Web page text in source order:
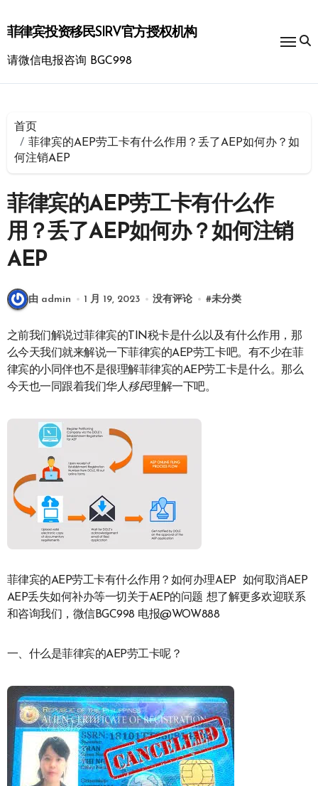
到
内
菲律宾投资移民SIRV官方授权机构
请微信电报咨询 BGC998
首页
菲律宾的AEP劳工卡有什么作用？丢了AEP如何办？如
何注销AEP
菲律宾的AEP劳工卡有什么作
用？丢了AEP如何办？如何注销
AEP
由 admin 1 月 19, 2023 没有评论 #未分类
之前我们解说过菲律宾的TIN税卡是什么以及有什么作用，那
么今天我们就来解说一下菲律宾的AEP劳工卡吧。有不少在菲
律宾的小同伴也不是很理解菲律宾的AEP劳工卡是什么。那么
今天也一同跟着我们华人移民理解一下吧。
菲律宾的AEP劳工卡有什么作用？如何办理AEP 如何取消AEP
AEP丢失如何补办等一切关于AEP的问题 想了解更多欢迎联系
和咨询我们，微信BGC998 电报@WOW888
一、什么是菲律宾的AEP劳工卡呢？